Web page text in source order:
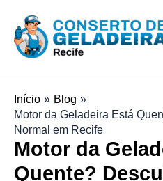
para
Início
Blog
Motor da Geladeira Está
Normal em Recife
Motor da
Quente?